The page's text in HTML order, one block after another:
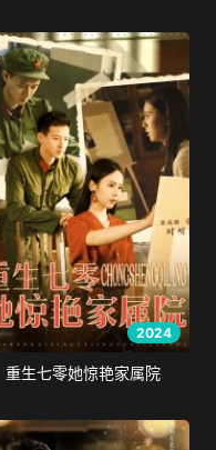
2024
重生七零她惊艳家属院